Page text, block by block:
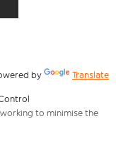
by Translate
to minimise the